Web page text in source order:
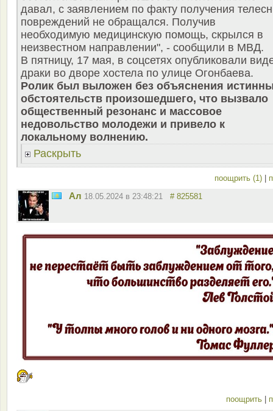
давал, с заявлением по факту получения
повреждений не обращался. Получив
необходимую медицинскую помощь, скрылся в
неизвестном направлении", - сообщили в МВД.
В пятницу, 17 мая, в соцсетях опубликовали
драки во дворе хостела по улице Огонбаева.
Ролик был выложен без объяснения
обстоятельств произошедшего, что вызвало
общественный резонанс и массовое
недовольство молодежи и привело к
локальному волнению.
Раскрыть
поощрить (1)
Ал 18.05.2024 в 23:48:21 # 825581
поощрить